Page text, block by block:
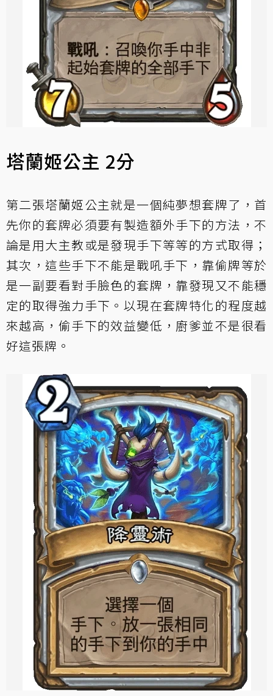
塔蘭姬公主 2分
第二張塔蘭姬公主就是一個純夢想套牌了，首
先你的套牌必須要有製造額外手下的方法，不
論是用大主教或是發現手下等等的方式取得；
其次，這些手下不能是戰吼手下，靠偷牌等於
是一副要看對手臉色的套牌，靠發現又不能穩
定的取得強力手下。以現在套牌特化的程度越
來越高，偷手下的效益變低，廚爹並不是很看
好這張牌。